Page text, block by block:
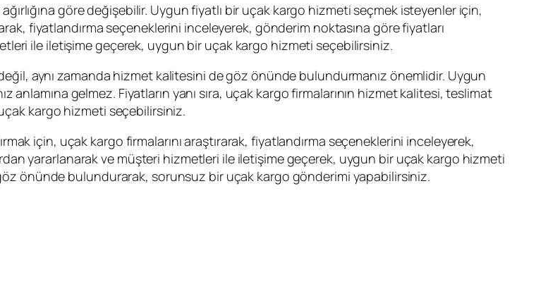
göre değişebilir. Uygun fiyatlı bir uçak kargo hizmeti seçmek isteyenler için,
fiyatlandırma seçeneklerini inceleyerek, gönderim noktasına göre fiyatları
ile iletişime geçerek, uygun bir uçak kargo hizmeti seçebilirsiniz.
aynı zamanda hizmet kalitesini de göz önünde bulundurmanız önemlidir. Uygun
gelmez. Fiyatların yanı sıra, uçak kargo firmalarının hizmet kalitesi, teslimat
kargo hizmeti seçebilirsiniz.
için, uçak kargo firmalarını araştırarak, fiyatlandırma seçeneklerini inceleyerek,
yararlanarak ve müşteri hizmetleri ile iletişime geçerek, uygun bir uçak kargo hizmeti
önünde bulundurarak, sorunsuz bir uçak kargo gönderimi yapabilirsiniz.